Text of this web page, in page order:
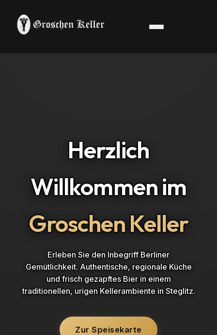
Herzlich
Willkommen im
Groschen Keller
Erleben Sie den Inbegriff Berliner
Gemütlichkeit. Authentische, regionale Küche
und frisch gezapftes Bier in einem
traditionellen, urigen Kellerambiente in Steglitz.
Zur Speisekarte